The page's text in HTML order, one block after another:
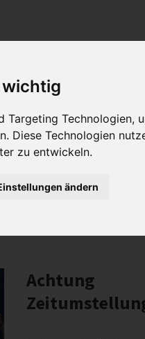
Technologien,
Diese Technologien
zu entwickeln.
ändern
Horn
2022
Achtung